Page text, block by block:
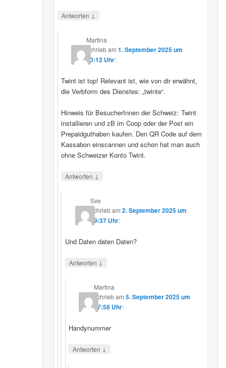
Antworten ↓
Martina
schriebam1. September 2025 um
20:12 Uhr:
Twint ist top! Relevant ist, wie von dir erwähnt,
die Verbform des Dienstes: „twinte“.
Hinweis für BesucherInnen der Schweiz: Twint
installieren und zB im Coop oder der Post ein
Prepaidguthaben kaufen. Den QR Code auf dem
Kassabon einscannen und schon hat man auch
ohne Schweizer Konto Twint.
Antworten ↓
Sve
schriebam 2. September 2025 um
19:37 Uhr:
Und Daten daten Daten?
Antworten ↓
Martina
schriebam5. September 2025 um
17:58 Uhr:
Handynummer
Antworten ↓